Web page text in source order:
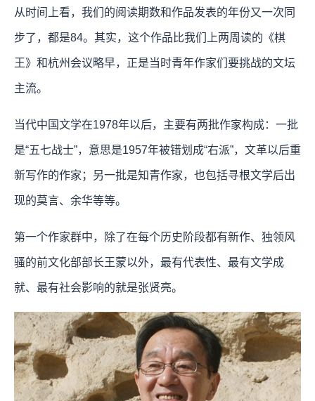
从时间上看，我们的阅读期数和作品发表的年份又一次同
步了，都是84。其实，这个作品比我们上两周读的《棋
王》和杭州会议略早，正是当时青年作家们要挑战的文坛
主流。
当代中国文学在1978年以后，主要有两批作家构成：一批
是“五七战士”，意思是1957年被错划成“右派”，文革以后重
新写作的作家；另一批是知青作家，也包括寻根文学后出
现的莫言、余华等等。
第一个作家群中，除了在每个历史阶段都有新作、独领风
骚的前文化部部长王蒙以外，最有代表性、最有文学成
就、最有社会影响的就是张贤亮。